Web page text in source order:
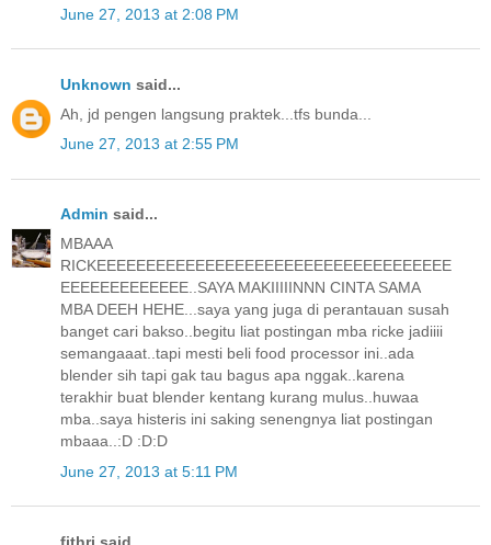
June 27, 2013 at 2:08 PM
Unknown said...
Ah, jd pengen langsung praktek...tfs bunda...
June 27, 2013 at 2:55 PM
Admin said...
MBAAA
RICKEEEEEEEEEEEEEEEEEEEEEEEEEEEEEEEEEEEE
EEEEEEEEEEEEE..SAYA MAKIIIIINNN CINTA SAMA
MBA DEEH HEHE...saya yang juga di perantauan susah
banget cari bakso..begitu liat postingan mba ricke jadiiii
semangaaat..tapi mesti beli food processor ini..ada
blender sih tapi gak tau bagus apa nggak..karena
terakhir buat blender kentang kurang mulus..huwaa
mba..saya histeris ini saking senengnya liat postingan
mbaaa..:D :D:D
June 27, 2013 at 5:11 PM